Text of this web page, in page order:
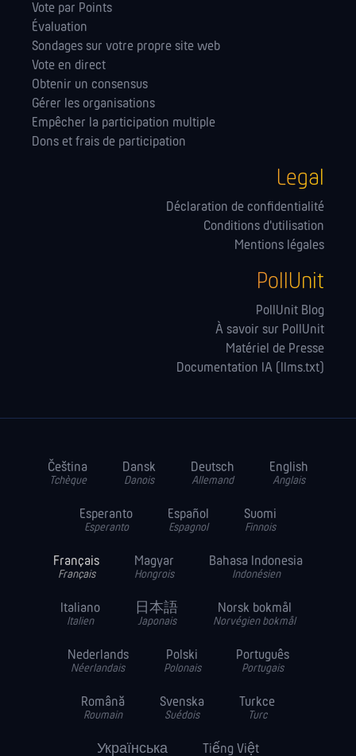
Vote par Points
Évaluation
Sondages sur votre propre site web
Vote en direct
Obtenir un consensus
Gérer les orga­nisations
Empêcher la participation multiple
Dons et frais de participation
Legal
Déclaration de confidentialité
Conditions d'utilisation
Mentions légales
PollUnit
PollUnit Blog
À savoir sur PollUnit
Matériel de Presse
Documentation IA (llms.txt)
Čeština
Tchèque
Dansk
Danois
Deutsch
Allemand
English
Anglais
Esperanto
Esperanto
Español
Espagnol
Suomi
Finnois
Français
Français
Magyar
Hongrois
Bahasa Indonesia
Indonésien
Italiano
Italien
日本語
Japonais
Norsk bokmål
Norvégien bokmål
Nederlands
Néerlandais
Polski
Polonais
Português
Portugais
Română
Roumain
Svenska
Suédois
Turkce
Turc
Українська Tiếng Việt